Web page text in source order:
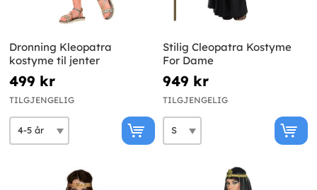
Dronning Kleopatra
kostyme til jenter
499 kr
TILGJENGELIG
Stilig Cleopatra Kostyme
For Dame
949 kr
TILGJENGELIG